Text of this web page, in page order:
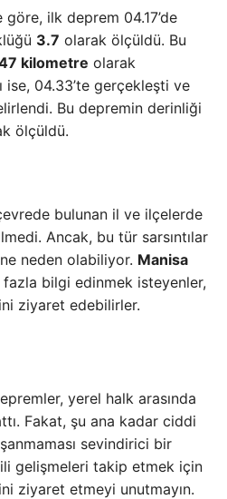
göre, ilk deprem 04.17’de
3.7 olarak ölçüldü. Bu
kilometre olarak
ise, 04.33’te gerçekleşti ve
Bu depremin derinliği
ölçüldü.
bulunan il ve ilçelerde
Ancak, bu tür sarsıntılar
neden olabiliyor. Manisa
fazla bilgi edinmek isteyenler,
ziyaret edebilirler.
yerel halk arasında
Fakat, şu ana kadar ciddi
sevindirici bir
gelişmeleri takip etmek için
ziyaret etmeyi unutmayın.